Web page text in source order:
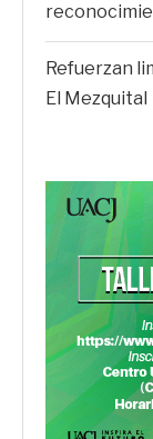
Refuerzan
El Mezquital